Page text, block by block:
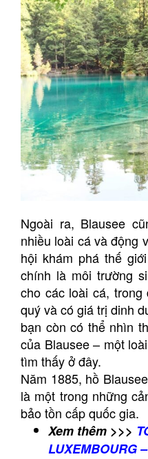
Ngoài ra, Blausee
nhiều loài cá và động
hội khám phá thế
chính là môi trường
cho các loài cá,
quý và có giá trị dinh
bạn còn có thể nhìn
của Blausee – một
tìm thấy ở đây.
Năm 1885, hồ
là một trong những
bảo tồn cấp quốc gia.
Xem thêm >>>
LUXEMBOURG